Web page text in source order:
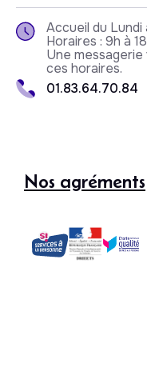
Accueil du Lundi
Horaires : 9h à
Une
ces horaires.
01.83.64.70.84
Nos agréments